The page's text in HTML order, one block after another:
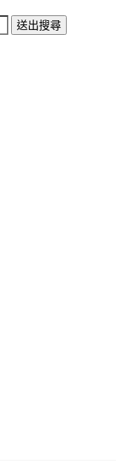
送出搜尋